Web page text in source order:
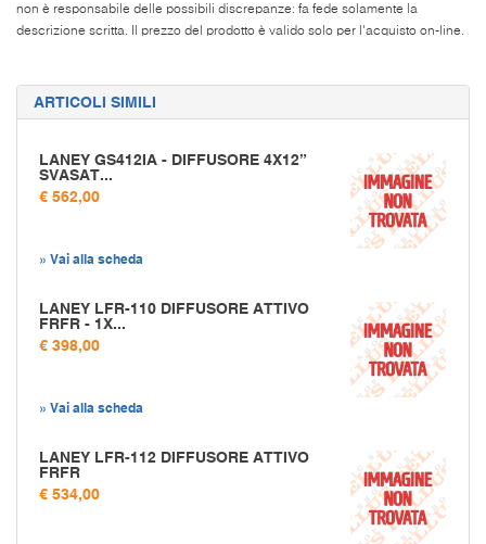
non è responsabile delle possibili discrepanze: fa fede solamente la
descrizione scritta. Il prezzo del prodotto è valido solo per l'acquisto on-line.
ARTICOLI SIMILI
LANEY GS412IA - DIFFUSORE 4X12”
SVASAT...
€ 562,00
» Vai alla scheda
LANEY LFR-110 DIFFUSORE ATTIVO
FRFR - 1X...
€ 398,00
» Vai alla scheda
LANEY LFR-112 DIFFUSORE ATTIVO
FRFR
€ 534,00